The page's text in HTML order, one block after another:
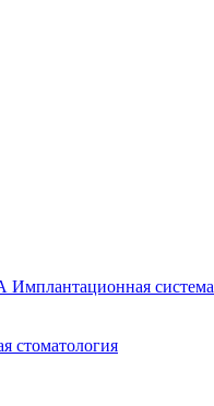
Имплантационная
стоматология